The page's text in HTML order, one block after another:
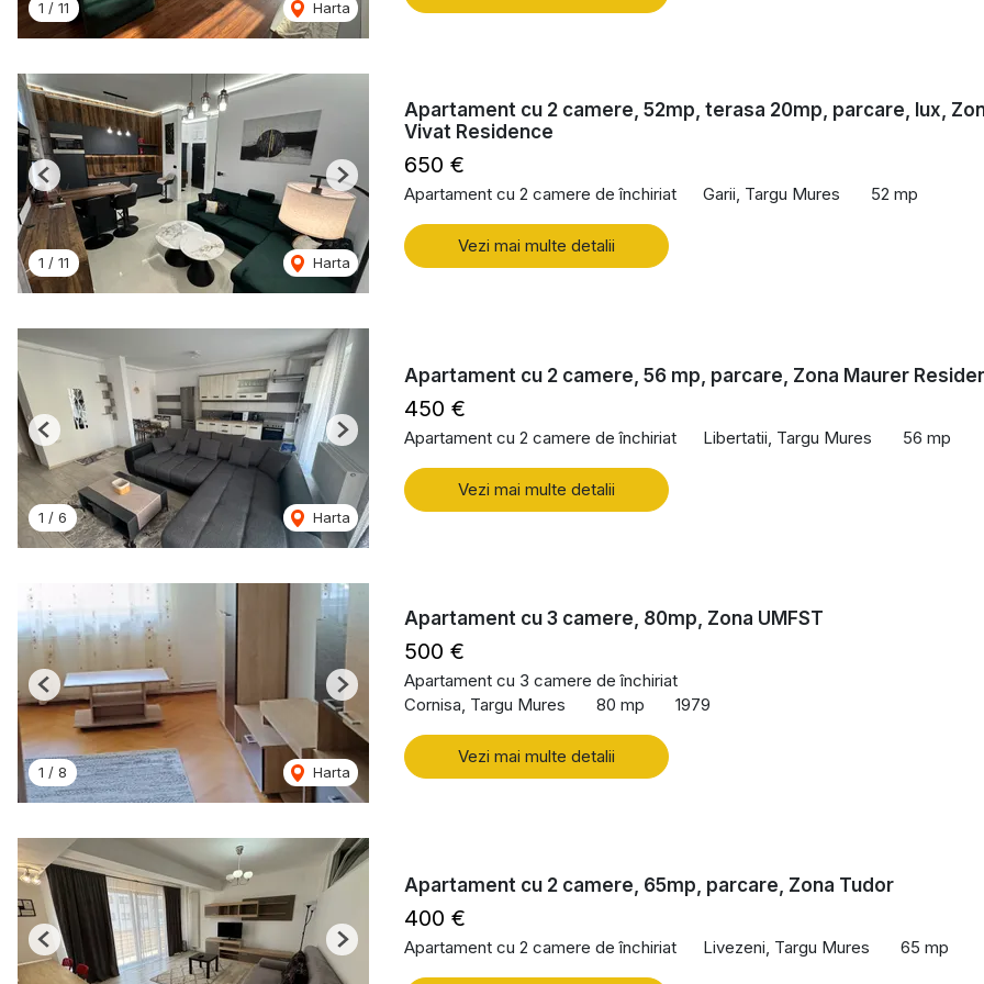
1 / 11 Harta
1 / 11 Harta
Previous Next
Apartament cu 2 camere, 52mp, terasa 20mp, parcare, lux,
Vivat Residence
650 €
Apartament cu 2 camere de închiriat Garii, Targu Mures 52 mp
Vezi mai multe detalii
1 / 6 Harta
Previous Next
Apartament cu 2 camere, 56 mp, parcare, Zona Maurer
450 €
Apartament cu 2 camere de închiriat Libertatii, Targu Mures 56 mp
Vezi mai multe detalii
1 / 8 Harta
Previous Next
Apartament cu 3 camere, 80mp, Zona UMFST
500 €
Apartament cu 3 camere de închiriat
Cornisa, Targu Mures
80 mp 1979
Vezi mai multe detalii
Previous Next
Apartament cu 2 camere, 65mp, parcare, Zona Tudor
400 €
Apartament cu 2 camere de închiriat Livezeni, Targu Mures 65 mp